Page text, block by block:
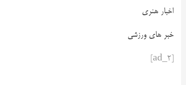
اخبار هنری
خبر های ورزشی